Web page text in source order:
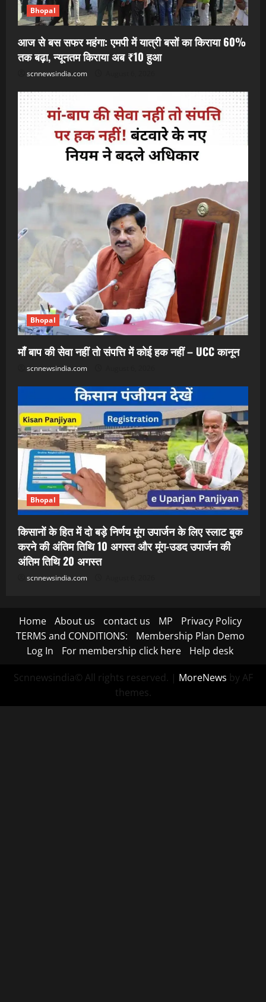
Bhopal
आज से बस सफर महंगा: एमपी में यात्री बसों का किराया 60%
तक बढ़ा, न्यूनतम किराया अब ₹10 हुआ
scnnewsindia.com
Bhopal
माँ बाप की सेवा नहीं तो संपत्ति में कोई हक नहीं – UCC कानून
scnnewsindia.com
Bhopal
किसानों के हित में दो बड़े निर्णय मूंग उपार्जन के लिए स्लाट बुक
करने की अंतिम तिथि 10 अगस्त और मूंग-उडद उपार्जन की
अंतिम तिथि 20 अगस्त
scnnewsindia.com
Home About us contact us MP
Privacy Policy
TERMS and CONDITIONS:
Membership Plan Demo
Log In
For membership click here Help desk
Scnnewsindia© All rights reserved. | MoreNews by AF
themes.